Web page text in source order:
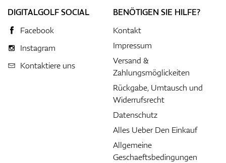
DIGITALGOLF SOCIAL
Facebook
Instagram
Kontaktiere uns
BENÖTIGEN SIE HILFE?
Kontakt
Impressum
Versand &
Zahlungsmöglickeiten
Rückgabe, Umtausch und
Widerrufsrecht
Datenschutz
Alles Ueber Den Einkauf
Allgemeine
Geschaeftsbedingungen